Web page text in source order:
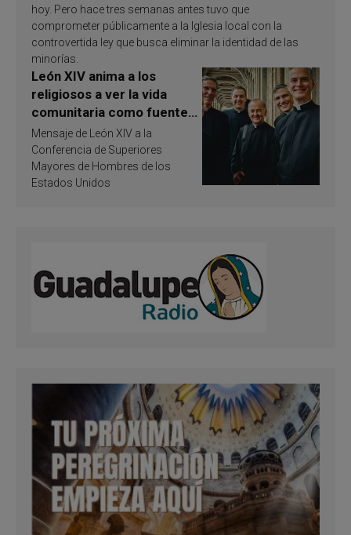
hoy. Pero hace tres semanas antes tuvo que
comprometer públicamente a la Iglesia local con la
controvertida ley que busca eliminar la identidad de las
minorías.
León XIV anima a los
religiosos a ver la vida
comunitaria como fuente
de inspiración y
santificación
Mensaje de León XIV a la
Conferencia de Superiores
Mayores de Hombres de los
Estados Unidos